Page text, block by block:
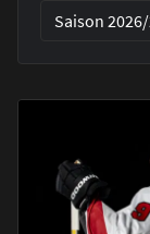
Saison